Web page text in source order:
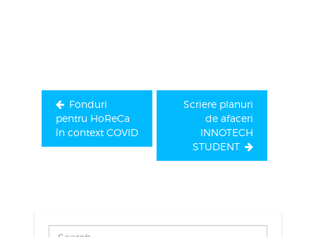
Fonduri
pentru HoReCa
în context COVID
Scriere planuri
de afaceri
INNOTECH
STUDENT
Search